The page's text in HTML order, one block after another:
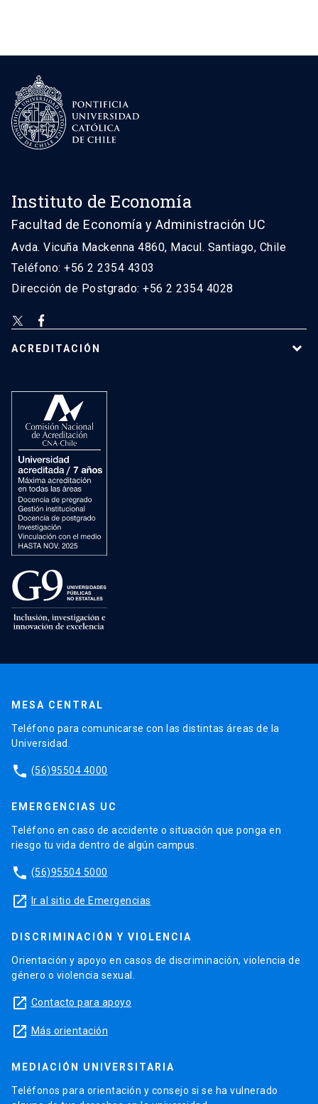
Instituto de Economía
Facultad de Economía y Administración UC
Avda. Vicuña Mackenna 4860, Macul. Santiago, Chile
Teléfono: +56 2 2354 4303
Dirección de Postgrado: +56 2 2354 4028
ACREDITACIÓN
MESA CENTRAL
Teléfono para comunicarse con las distintas áreas de la
Universidad.
phone (56)95504 4000
EMERGENCIAS UC
Teléfono en caso de accidente o situación que ponga en
riesgo tu vida dentro de algún campus.
phone (56)95504 5000
launch Ir al sitio de Emergencias
DISCRIMINACIÓN Y VIOLENCIA
Orientación y apoyo en casos de discriminación, violencia de
género o violencia sexual.
launch Contacto para apoyo
launch Más orientación
MEDIACIÓN UNIVERSITARIA
Teléfonos para orientación y consejo si se ha vulnerado